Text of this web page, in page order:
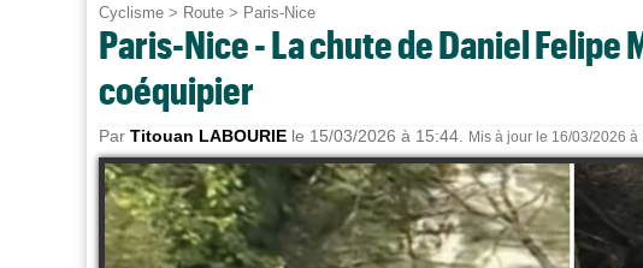
Cyclisme > Route > Paris-Nice
Paris-Nice - La chute de Daniel Felipe
coéquipier
Par Titouan LABOURIE le 15/03/2026 à 15:44. Mis à jour le 16/03/2026 à